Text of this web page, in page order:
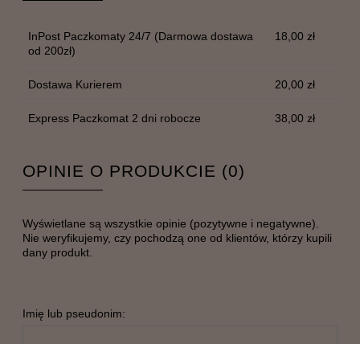
InPost Paczkomaty 24/7 (Darmowa dostawa
od 200zł)
18,00 zł
Dostawa Kurierem 20,00 zł
Express Paczkomat 2 dni robocze 38,00 zł
OPINIE O PRODUKCIE (0)
Wyświetlane są wszystkie opinie (pozytywne i negatywne).
Nie weryfikujemy, czy pochodzą one od klientów, którzy kupili
dany produkt.
Imię lub pseudonim: